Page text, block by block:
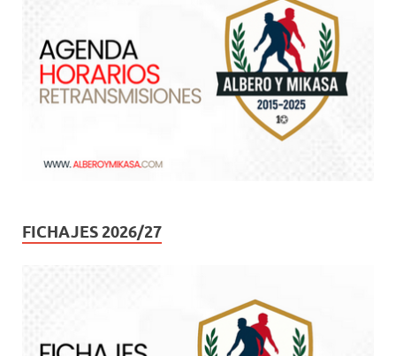
FICHAJES 2026/27